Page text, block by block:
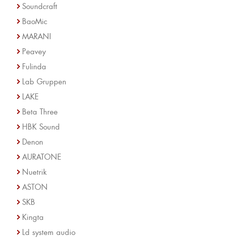
Soundcraft
BaoMic
MARANI
Peavey
Fulinda
Lab Gruppen
LAKE
Beta Three
HBK Sound
Denon
AURATONE
Nuetrik
ASTON
SKB
Kingta
Ld system audio